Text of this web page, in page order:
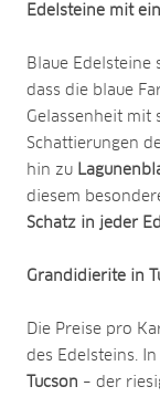
Edelsteine mit
Blaue Edelsteine
dass die blaue
Gelassenheit mit
Schattierungen
hin zu
diesem
Schatz in jeder
Grandidierite in
Die Preise pro
des Edelsteins.
Tucson – der